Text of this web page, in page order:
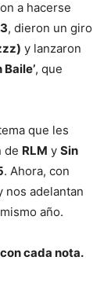
a hacerse
, dieron un giro
y lanzaron
Baile’, que
que les
de RLM y Sin
. Ahora, con
nos adelantan
año.
cada nota.